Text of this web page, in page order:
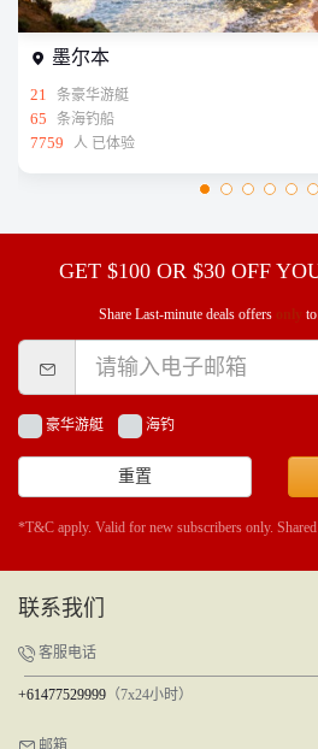
墨尔本
21
条豪华游艇
65
条海钓船
7759
人 已体验
GET $100 OR $30 OFF
Share Last-minute deals offers only
豪华游艇 海钓
重置
*T&C apply. Valid for new subscribers only.
联系我们
客服电话
+61477529999 （7x24小时）